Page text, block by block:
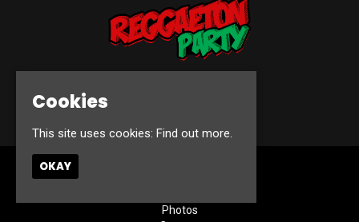
Photos
Cookies
This site uses cookies: Find out more.
OKAY